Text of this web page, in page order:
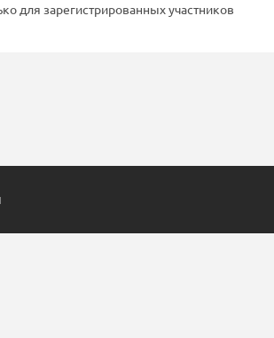
для зарегистрированных участников